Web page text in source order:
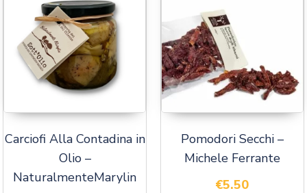
Carciofi Alla Contadina in
Olio –
NaturalmenteMarylin
Pomodori Secchi –
Michele Ferrante
€5.50